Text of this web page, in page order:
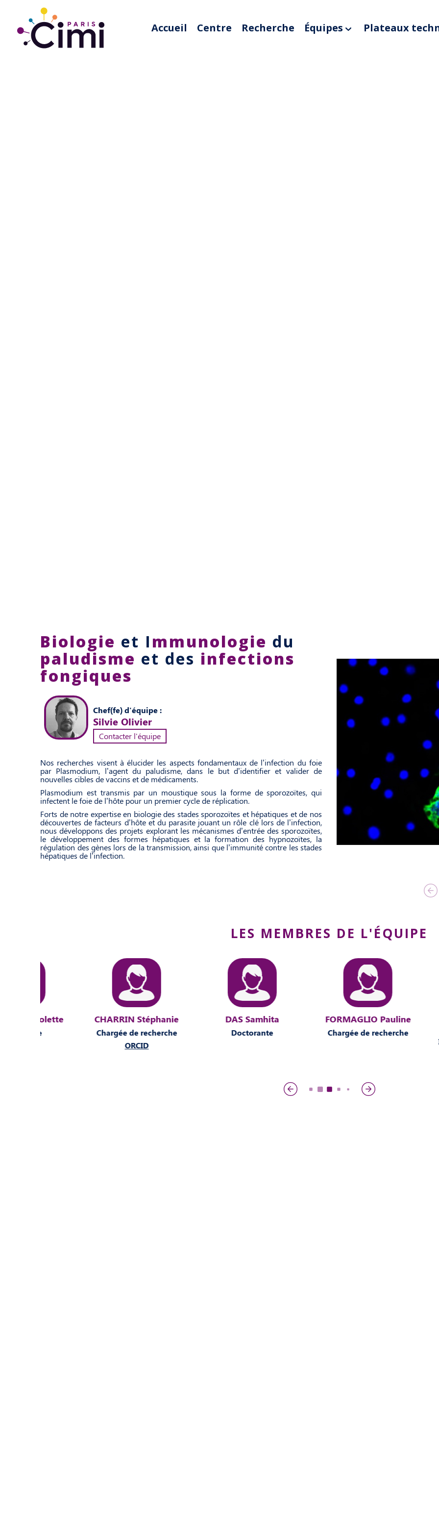
Accueil Centre Recherche Équipes Plateaux
Biologie et Immunologie du
paludisme et des infections
fongiques
Chef(fe) d'équipe :
Silvie Olivier
Contacter l'équipe
Nos recherches visent à élucider les aspects fondamentaux de l’infection du foie
par Plasmodium, l’agent du paludisme, dans le but d’identifier et valider de
nouvelles cibles de vaccins et de médicaments.
Plasmodium est transmis par un moustique sous la forme de sporozoïtes, qui
infectent le foie de l’hôte pour un premier cycle de réplication.
Forts de notre expertise en biologie des stades sporozoïtes et hépatiques et de nos
découvertes de facteurs d’hôte et du parasite jouant un rôle clé lors de l’infection,
nous développons des projets explorant les mécanismes d’entrée des sporozoïtes,
le développement des formes hépatiques et la formation des hypnozoïtes, la
régulation des gènes lors de la transmission, ainsi que l’immunité contre les stades
hépatiques de l’infection.
LES MEMBRES DE L'ÉQUIPE
CHARRIN Stéphanie
Chargée de recherche
DAS Samhita
Doctorante
FORMAGLIO Pauline
Chargée de recherche